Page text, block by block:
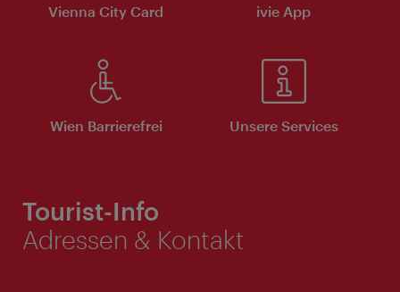
Vienna City Card ivie App
Wien Barrierefrei Unsere Services
Tourist-Info
Adressen & Kontakt